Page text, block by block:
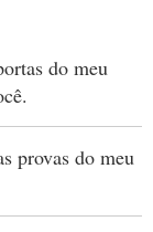
do meu
provas do meu